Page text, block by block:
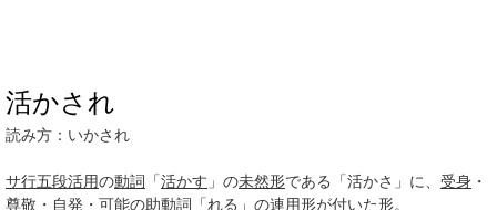
活かされ
読み方：いかされ
サ行五段活用の動詞 「活かす 」の未然形である「活かさ」に、 受身 ・
尊敬 ・ 自発 ・ 可能の助動詞 「れる」の連用形が付いた形。